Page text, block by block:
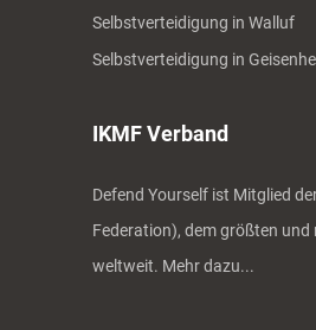
Selbstverteidigung in Walluf
Selbstverteidigung in
IKMF Verband
Defend Yourself ist Mitglied
Federation), dem größten
weltweit. Mehr dazu...